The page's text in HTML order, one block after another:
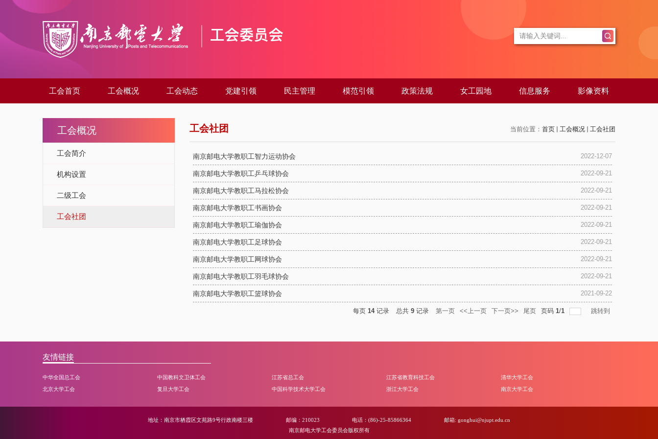
工会首页 工会概况 工会动态 党建引领 民主管理 模范引领 政策法规 女工园地 信息服务 影像资料
工会概况
工会简介
机构设置
二级工会
工会社团
当前位置： 首页 工会概况 工会社团
工会社团
南京邮电大学教职工智力运动协会 2022-12-07
南京邮电大学教职工乒乓球协会 2022-09-21
南京邮电大学教职工马拉松协会 2022-09-21
南京邮电大学教职工书画协会 2022-09-21
南京邮电大学教职工瑜伽协会 2022-09-21
南京邮电大学教职工足球协会 2022-09-21
南京邮电大学教职工网球协会 2022-09-21
南京邮电大学教职工羽毛球协会 2022-09-21
南京邮电大学教职工篮球协会 2021-09-22
每页 14记录 总共 9 记录 第一页 <<上一页 下一页>> 尾页 页码 1/1 跳转到
友情链接
中华全国总工会 中国教科文卫体工会 江苏省总工会 江苏省教育科技工会
清华大学工会
北京大学工会
复旦大学工会 中国科学技术大学工会 浙江大学工会 南京大学工会
地址：南京市栖霞区文苑路9号行政南楼三楼 邮编：210023 电话：(86)-25-85866364
邮箱: gonghui@njupt.edu.cn
南京邮电大学工会委员会版权所有